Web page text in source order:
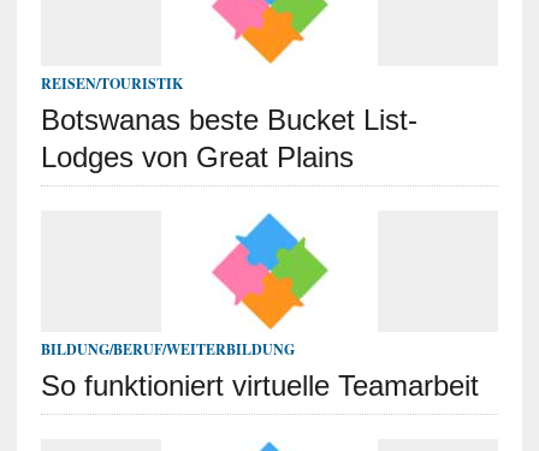
REISEN/TOURISTIK
Botswanas beste Bucket List-
Lodges von Great Plains
BILDUNG/BERUF/WEITERBILDUNG
So funktioniert virtuelle Teamarbeit